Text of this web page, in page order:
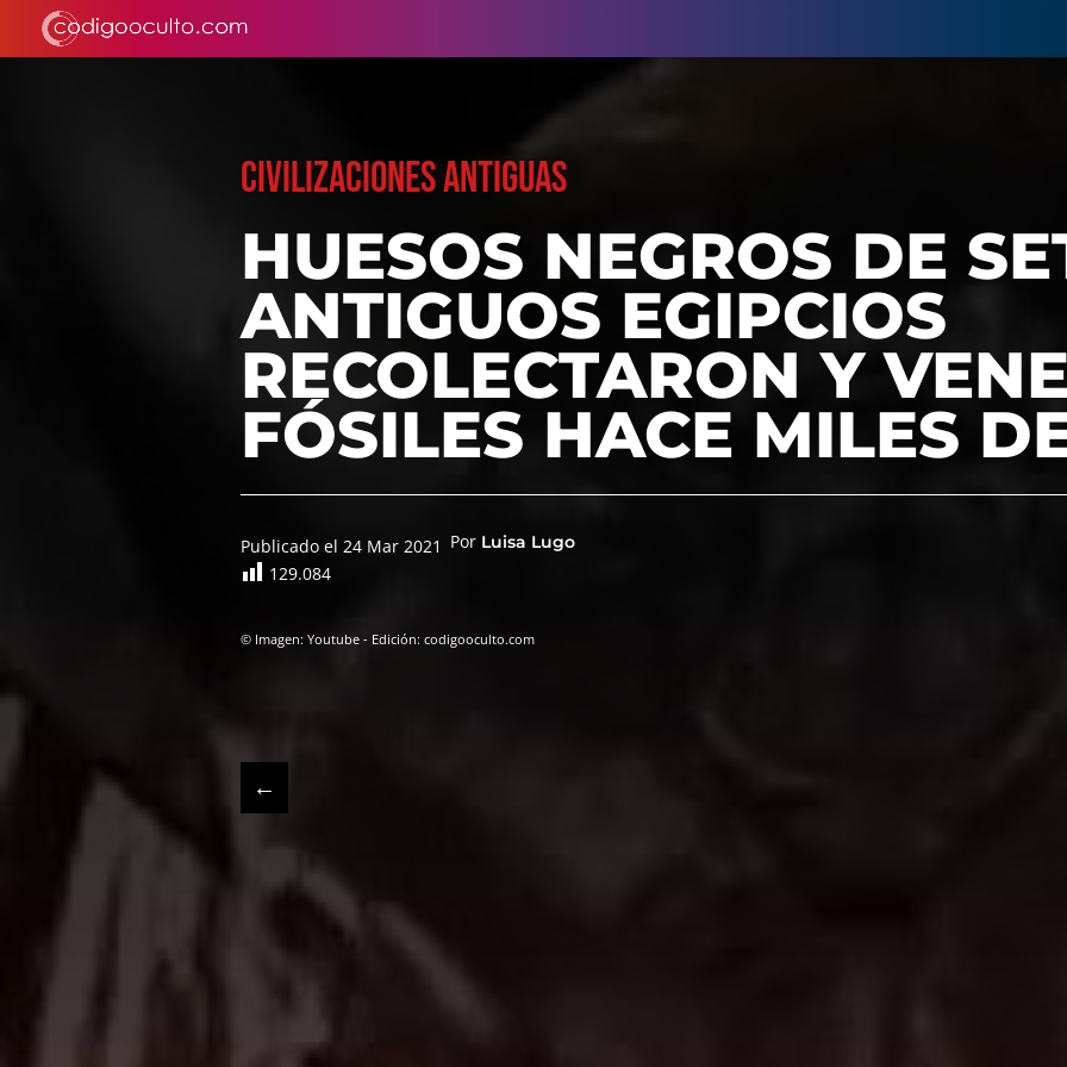
CIVILIZACIONES ANTIGUAS
HUESOS NEGROS DE
ANTIGUOS EGIPCIOS
RECOLECTARON Y
FÓSILES HACE MILES
Publicado el 24 Mar 2021 Por Luisa Lugo
129.084
© Imagen: Youtube - Edición: codigooculto.com
←